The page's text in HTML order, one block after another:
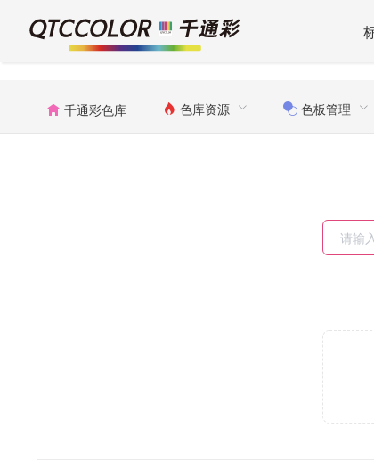
千通彩色库 色库资源 色板管理